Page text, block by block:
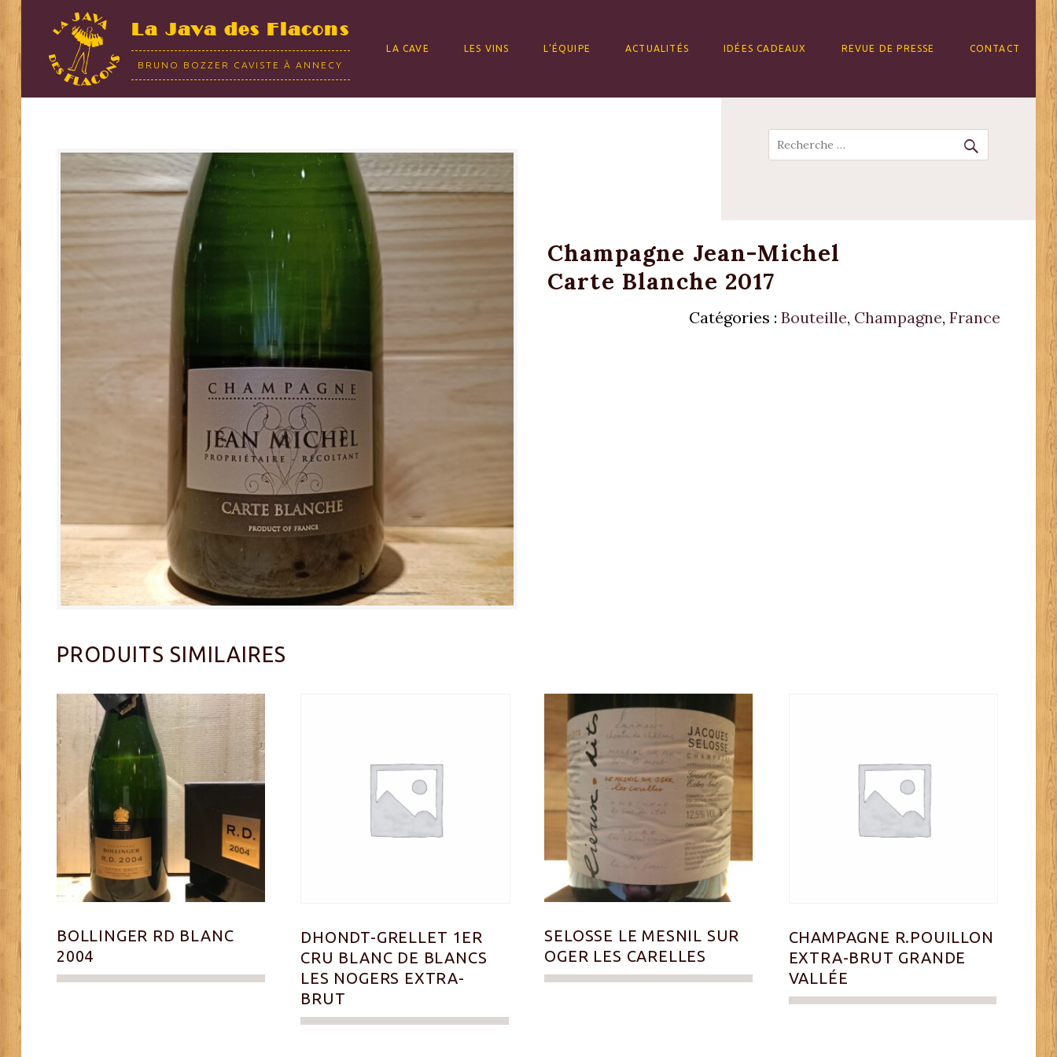
La Java des Flacons
BRUNO BOZZER CAVISTE À ANNECY
LA CAVE LES VINS L’ÉQUIPE ACTUALITÉS IDÉES CADEAUX REVUE DE PRESSE CONTACT
Recherche
Champagne Jean-Michel
Carte Blanche 2017
Catégories : Bouteille, Champagne, France
PRODUITS SIMILAIRES
BOLLINGER RD BLANC
2004
DHONDT-GRELLET 1ER
CRU BLANC DE BLANCS
LES NOGERS EXTRA-
BRUT
SELOSSE LE MESNIL SUR
OGER LES CARELLES
CHAMPAGNE R.POUILLON
EXTRA-BRUT GRANDE
VALLÉE